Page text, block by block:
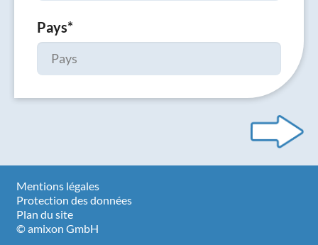
Pays*
Mentions légales
Protection des données
Plan du site
© amixon GmbH